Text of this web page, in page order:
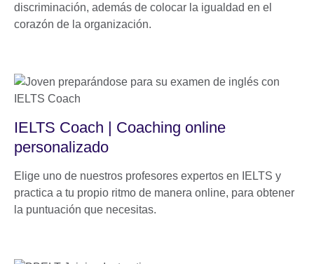
discriminación, además de colocar la igualdad en el
corazón de la organización.
IELTS Coach | Coaching online
personalizado
Elige uno de nuestros profesores expertos en IELTS y
practica a tu propio ritmo de manera online, para obtener
la puntuación que necesitas.